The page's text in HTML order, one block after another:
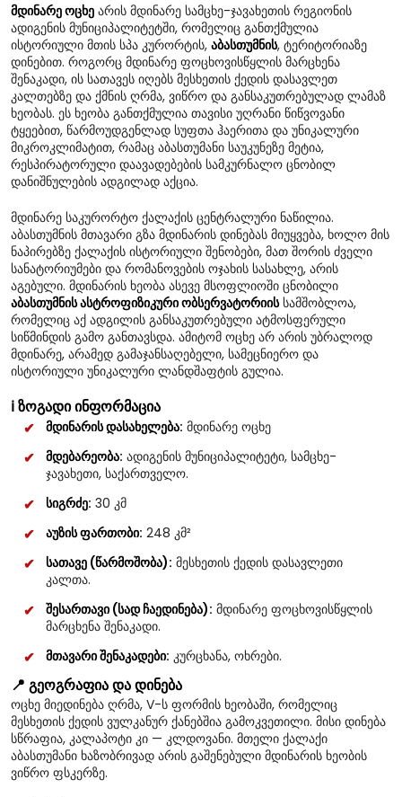
მდინარე ოცხე არის მდინარე სამცხე-ჯავახეთის რეგიონის
ადიგენის მუნიციპალიტეტში, რომელიც განთქმულია
ისტორიული მთის სპა კურორტის, აბასთუმნის, ტერიტორიაზე
დინებით. როგორც მდინარე ფოცხოვისწყლის მარცხენა
შენაკადი, ის სათავეს იღებს მესხეთის ქედის დასავლეთ
კალთებზე და ქმნის ღრმა, ვიწრო და განსაკუთრებულად ლამაზ
ხეობას. ეს ხეობა განთქმულია თავისი უღრანი წიწვოვანი
ტყეებით, წარმოუდგენლად სუფთა ჰაერითა და უნიკალური
მიკროკლიმატით, რამაც აბასთუმანი საუკუნეზე მეტია,
რესპირატორული დაავადებების სამკურნალო ცნობილ
დანიშნულების ადგილად აქცია.
მდინარე საკურორტო ქალაქის ცენტრალური ნაწილია.
აბასთუმნის მთავარი გზა მდინარის დინებას მიუყვება, ხოლო მის
ნაპირებზე ქალაქის ისტორიული შენობები, მათ შორის ძველი
სანატორიუმები და რომანოვების ოჯახის სასახლე, არის
აგებული. მდინარის ხეობა ასევე მსოფლიოში ცნობილი
აბასთუმნის ასტროფიზიკური ობსერვატორიისსამშობლოა,
რომელიც აქ ადგილის განსაკუთრებული ატმოსფერული
სიწმინდის გამო განთავსდა. ამიტომ ოცხე არ არის უბრალოდ
მდინარე, არამედ გამაჯანსაღებელი, სამეცნიერო და
ისტორიული უნიკალური ლანდშაფტის გულია.
ℹ️ ზოგადი ინფორმაცია
მდინარის დასახელება: მდინარე ოცხე
მდებარეობა: ადიგენის მუნიციპალიტეტი, სამცხე-
ჯავახეთი, საქართველო.
სიგრძე: 30 კმ
აუზის ფართობი: 248 კმ²
სათავე (წარმოშობა): მესხეთის ქედის დასავლეთი
კალთა.
შესართავი (სად ჩაედინება): მდინარე ფოცხოვისწყლის
მარცხენა შენაკადი.
მთავარი შენაკადები: კურცხანა, ოხრები.
📍 გეოგრაფია და დინება
ოცხე მიედინება ღრმა, V-ს ფორმის ხეობაში, რომელიც
მესხეთის ქედის ვულკანურ ქანებშია გამოკვეთილი. მისი დინება
სწრაფია, კალაპოტი კი — კლდოვანი. მთელი ქალაქი
აბასთუმანი ხაზობრივად არის გაშენებული მდინარის ხეობის
ვიწრო ფსკერზე.